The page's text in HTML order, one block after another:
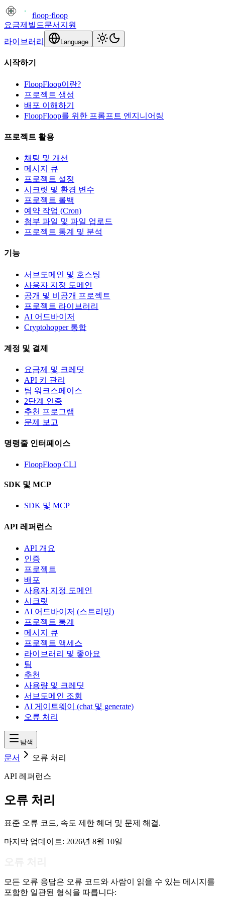
floop·floop
요금제 빌드문서 지원
라이브러리
Language
시작하기
FloopFloop이란?
프로젝트 생성
배포 이해하기
FloopFloop를 위한 프롬프트 엔지니어링
프로젝트 활용
채팅 및 개선
메시지 큐
프로젝트 설정
시크릿 및 환경 변수
프로젝트 롤백
예약 작업 (Cron)
첨부 파일 및 파일 업로드
프로젝트 통계 및 분석
기능
서브도메인 및 호스팅
사용자 지정 도메인
공개 및 비공개 프로젝트
프로젝트 라이브러리
AI 어드바이저
Cryptohopper 통합
계정 및 결제
요금제 및 크레딧
API 키 관리
팀 워크스페이스
2단계 인증
추천 프로그램
문제 보고
명령줄 인터페이스
FloopFloop CLI
SDK 및 MCP
SDK 및 MCP
API 레퍼런스
API 개요
인증
프로젝트
배포
사용자 지정 도메인
시크릿
AI 어드바이저 (스트리밍)
프로젝트 통계
메시지 큐
프로젝트 액세스
라이브러리 및 좋아요
팀
추천
사용량 및 크레딧
서브도메인 조회
AI 게이트웨이 (chat 및 generate)
오류 처리
탐색
문서 오류 처리
API 레퍼런스
오류 처리
표준 오류 코드, 속도 제한 헤더 및 문제 해결.
마지막 업데이트: 2026년 8월 10일
모든 오류 응답은 오류 코드와 사람이 읽을 수 있는 메시지를
포함한 일관된 형식을 따릅니다: